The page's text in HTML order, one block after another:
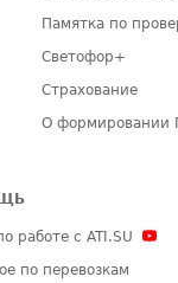
Памятка по
Светофор+
Страхование
О формировании
работе с ATI.SU
по перевозкам